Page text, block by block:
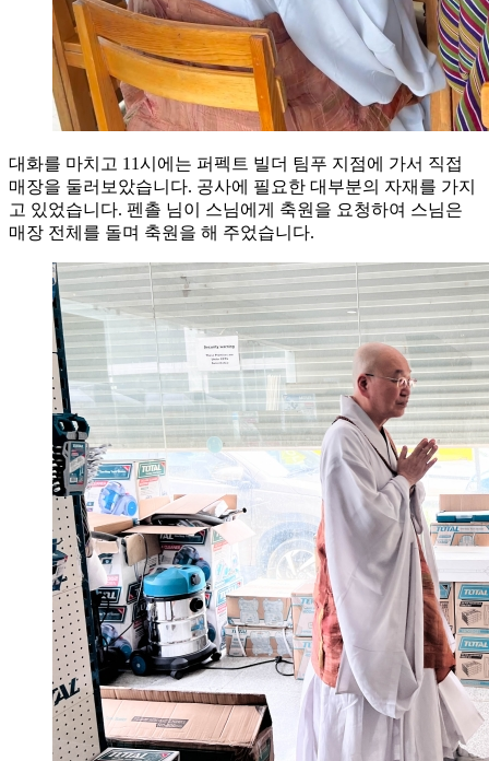
대화를 마치고 11시에는 퍼펙트 빌더 팀푸 지점에 가서 직접
매장을 둘러보았습니다. 공사에 필요한 대부분의 자재를 가지
고 있었습니다. 펜촐 님이 스님에게 축원을 요청하여 스님은
매장 전체를 돌며 축원을 해 주었습니다.